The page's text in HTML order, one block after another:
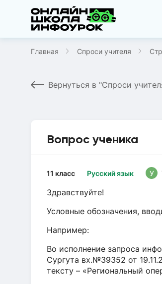
Главная Спроси учителя
Вернуться в "Спроси
Вопрос ученика
Русский язык
11 класс У
Здравствуйте!
Условные обозначения,
Например:
Во исполнение запроса
Сургута вх.№39352 от
тексту – «Региональный